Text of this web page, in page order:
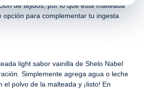
de tejidos, por lo que esta malteada
opción para complementar tu ingesta
light sabor vainilla de Shelo Nabel
Simplemente agrega agua o leche
el polvo de la malteada y ¡listo! En